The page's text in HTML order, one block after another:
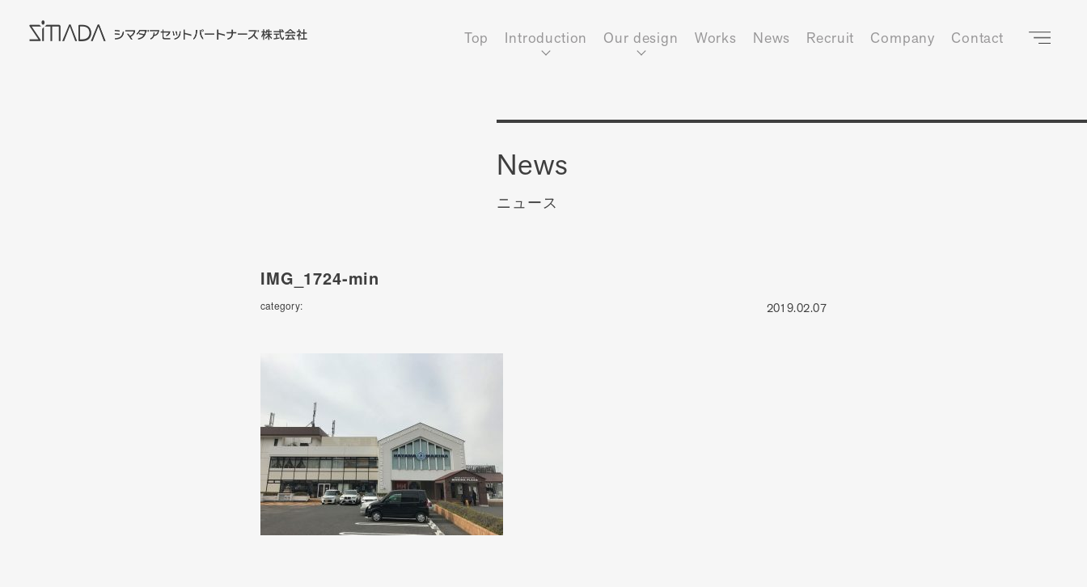
Top Introduction Our design Works News Recruit Company Contact
News
ニュース
IMG_1724-min
category: 2019.02.07